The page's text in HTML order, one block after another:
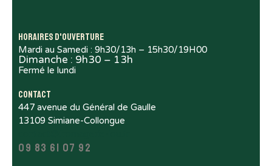
Horaires d'ouverture
Mardi au Samedi : 9h30/13h – 15h30/19H00
Dimanche : 9h30 – 13h
Fermé le lundi
Contact
447 avenue du Général de Gaulle
13109 Simiane-Collongue
09 83 61 07 92